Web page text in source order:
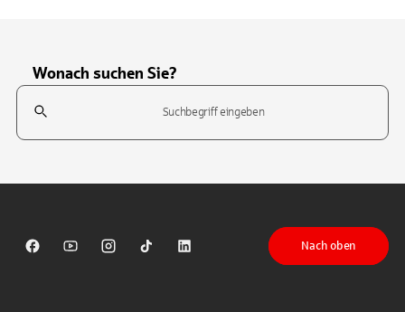
Wonach suchen Sie?
Suchfeld
Sparkasse auf Facebook
Sparkasse auf Youtube
Sparkasse auf Instagram
Sparkasse auf TikTok
Sparkasse auf LinkedIn
Nach oben